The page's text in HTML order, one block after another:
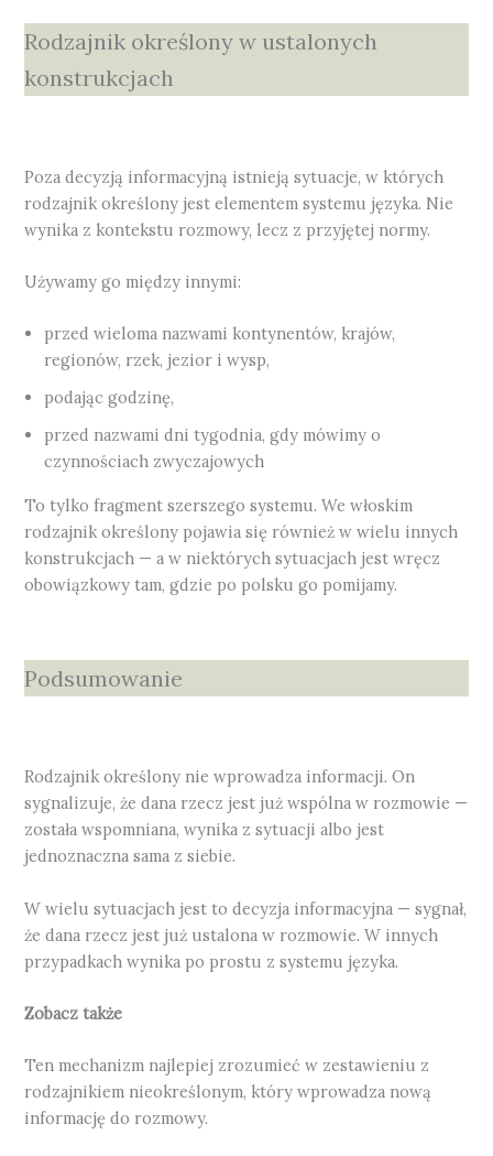
Rodzajnik określony w ustalonych
konstrukcjach
Poza decyzją informacyjną istnieją sytuacje, w których
rodzajnik określony jest elementem systemu języka. Nie
wynika z kontekstu rozmowy, lecz z przyjętej normy.
Używamy go między innymi:
przed wieloma nazwami kontynentów, krajów,
regionów, rzek, jezior i wysp,
podając godzinę,
przed nazwami dni tygodnia, gdy mówimy o
czynnościach zwyczajowych
To tylko fragment szerszego systemu. We włoskim
rodzajnik określony pojawia się również w wielu innych
konstrukcjach — a w niektórych sytuacjach jest wręcz
obowiązkowy tam, gdzie po polsku go pomijamy.
Podsumowanie
Rodzajnik określony nie wprowadza informacji. On
sygnalizuje, że dana rzecz jest już wspólna w rozmowie —
została wspomniana, wynika z sytuacji albo jest
jednoznaczna sama z siebie.
W wielu sytuacjach jest to decyzja informacyjna — sygnał,
że dana rzecz jest już ustalona w rozmowie. W innych
przypadkach wynika po prostu z systemu języka.
Zobacz także
Ten mechanizm najlepiej zrozumieć w zestawieniu z
rodzajnikiem nieokreślonym, który wprowadza nową
informację do rozmowy.